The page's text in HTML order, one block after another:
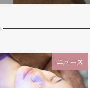
ニュース